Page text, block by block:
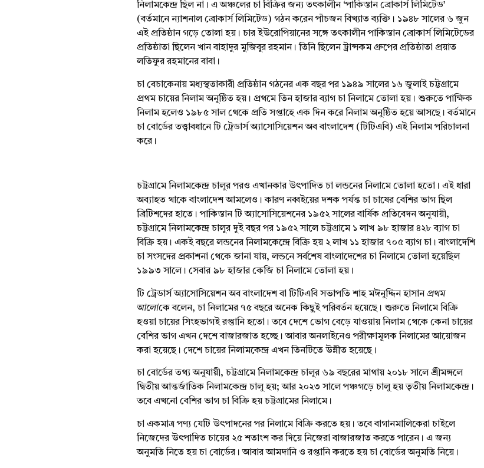
নিলামকেন্দ্র ছিল না। এ অঞ্চলের চা বিক্রির জন্য তৎকালীন ‘পাকিস্তান ব্রোকার্স লিমিটেড’
(বর্তমানে ন্যাশনাল ব্রোকার্স লিমিটেড) গঠন করেন পাঁচজন বিখ্যাত ব্যক্তি। ১৯৪৮ সালের ৬ জুন
এই প্রতিষ্ঠান গড়ে তোলা হয়। চার ইউরোপিয়ানের সঙ্গে তৎকালীন পাকিস্তান ব্রোকার্স লিমিটেডের
প্রতিষ্ঠাতা ছিলেন খান বাহাদুর মুজিবুর রহমান। তিনি ছিলেন ট্রান্সকম গ্রুপের প্রতিষ্ঠাতা প্রয়াত
লতিফুর রহমানের বাবা।
চা বেচাকেনায় মধ্যস্থতাকারী প্রতিষ্ঠান গঠনের এক বছর পর ১৯৪৯ সালের ১৬ জুলাই চট্টগ্রামে
প্রথম চায়ের নিলাম অনুষ্ঠিত হয়। প্রথমে তিন হাজার ব্যাগ চা নিলামে তোলা হয়। শুরুতে পাক্ষিক
নিলাম হলেও ১৯৮৫ সাল থেকে প্রতি সপ্তাহে এক দিন করে নিলাম অনুষ্ঠিত হয়ে আসছে। বর্তমানে
চা বোর্ডের তত্ত্বাবধানে টি ট্রেডার্স অ্যাসোসিয়েশন অব বাংলাদেশ (টিটিএবি) এই নিলাম পরিচালনা
করে।
চট্টগ্রামে নিলামকেন্দ্র চালুর পরও এখানকার উৎপাদিত চা লন্ডনের নিলামে তোলা হতো। এই ধারা
অব্যাহত থাকে বাংলাদেশ আমলেও। কারণ নব্বইয়ের দশক পর্যন্ত চা চাষের বেশির ভাগ ছিল
ব্রিটিশদের হাতে। পাকিস্তান টি অ্যাসোসিয়েশনের ১৯৫২ সালের বার্ষিক প্রতিবেদন অনুযায়ী,
চট্টগ্রামে নিলামকেন্দ্র চালুর দুই বছর পর ১৯৫২ সালে চট্টগ্রামে ১ লাখ ৯৮ হাজার ৪২৮ ব্যাগ চা
বিক্রি হয়। একই বছরে লন্ডনের নিলামকেন্দ্রে বিক্রি হয় ২ লাখ ১১ হাজার ৭০৫ ব্যাগ চা। বাংলাদেশি
চা সংসদের প্রকাশনা থেকে জানা যায়, লন্ডনে সর্বশেষ বাংলাদেশের চা নিলামে তোলা হয়েছিল
১৯৯৩ সালে। সেবার ৯৮ হাজার কেজি চা নিলামে তোলা হয়।
টি ট্রেডার্স অ্যাসোসিয়েশন অব বাংলাদেশ বা টিটিএবি সভাপতি শাহ মঈনুদ্দিন হাসানপ্রথম
আলোকে বলেন, চা নিলামের ৭৫ বছরে অনেক কিছুই পরিবর্তন হয়েছে। শুরুতে নিলামে বিক্রি
হওয়া চায়ের সিংহভাগই রপ্তানি হতো। তবে দেশে ভোগ বেড়ে যাওয়ায় নিলাম থেকে কেনা চায়ের
বেশির ভাগ এখন দেশে বাজারজাত হচ্ছে। আবার অনলাইনেও পরীক্ষামূলক নিলামের আয়োজন
করা হয়েছে। দেশে চায়ের নিলামকেন্দ্র এখন তিনটিতে উন্নীত হয়েছে।
চা বোর্ডের তথ্য অনুযায়ী, চট্টগ্রামে নিলামকেন্দ্র চালুর ৬৯ বছরের মাথায় ২০১৮ সালে শ্রীমঙ্গলে
দ্বিতীয় আন্তর্জাতিক নিলামকেন্দ্র চালু হয়; আর ২০২৩ সালে পঞ্চগড়ে চালু হয় তৃতীয় নিলামকেন্দ্র।
তবে এখনো বেশির ভাগ চা বিক্রি হয় চট্টগ্রামের নিলামে।
চা একমাত্র পণ্য যেটি উৎপাদনের পর নিলামে বিক্রি করতে হয়। তবে বাগানমালিকেরা চাইলে
নিজেদের উৎপাদিত চায়ের ২৫ শতাংশ কর দিয়ে নিজেরা বাজারজাত করতে পারেন। এ জন্য
অনুমতি নিতে হয় চা বোর্ডের। আবার আমদানি ও রপ্তানি করতে হয় চা বোর্ডের অনুমতি নিয়ে।